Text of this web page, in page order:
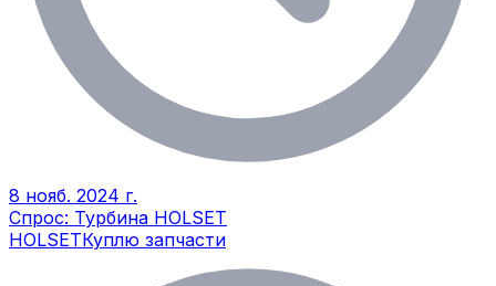
8 нояб. 2024 г.
Спрос: Турбина HOLSET
HOLSETКуплю запчасти